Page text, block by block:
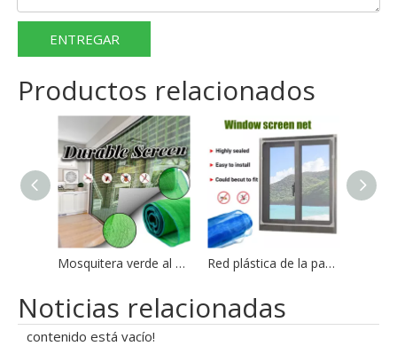
ENTREGAR
Productos relacionados
Mosquitera verde al por mayor del rollo de malla de la pantalla de ventana de fibra de vidrio Red plástica de la pantalla de la ventana de la pantalla de mosquito de la malla de la pantalla de la red de la ventana del insecto 18*16
Noticias relacionadas
contenido está vacío!